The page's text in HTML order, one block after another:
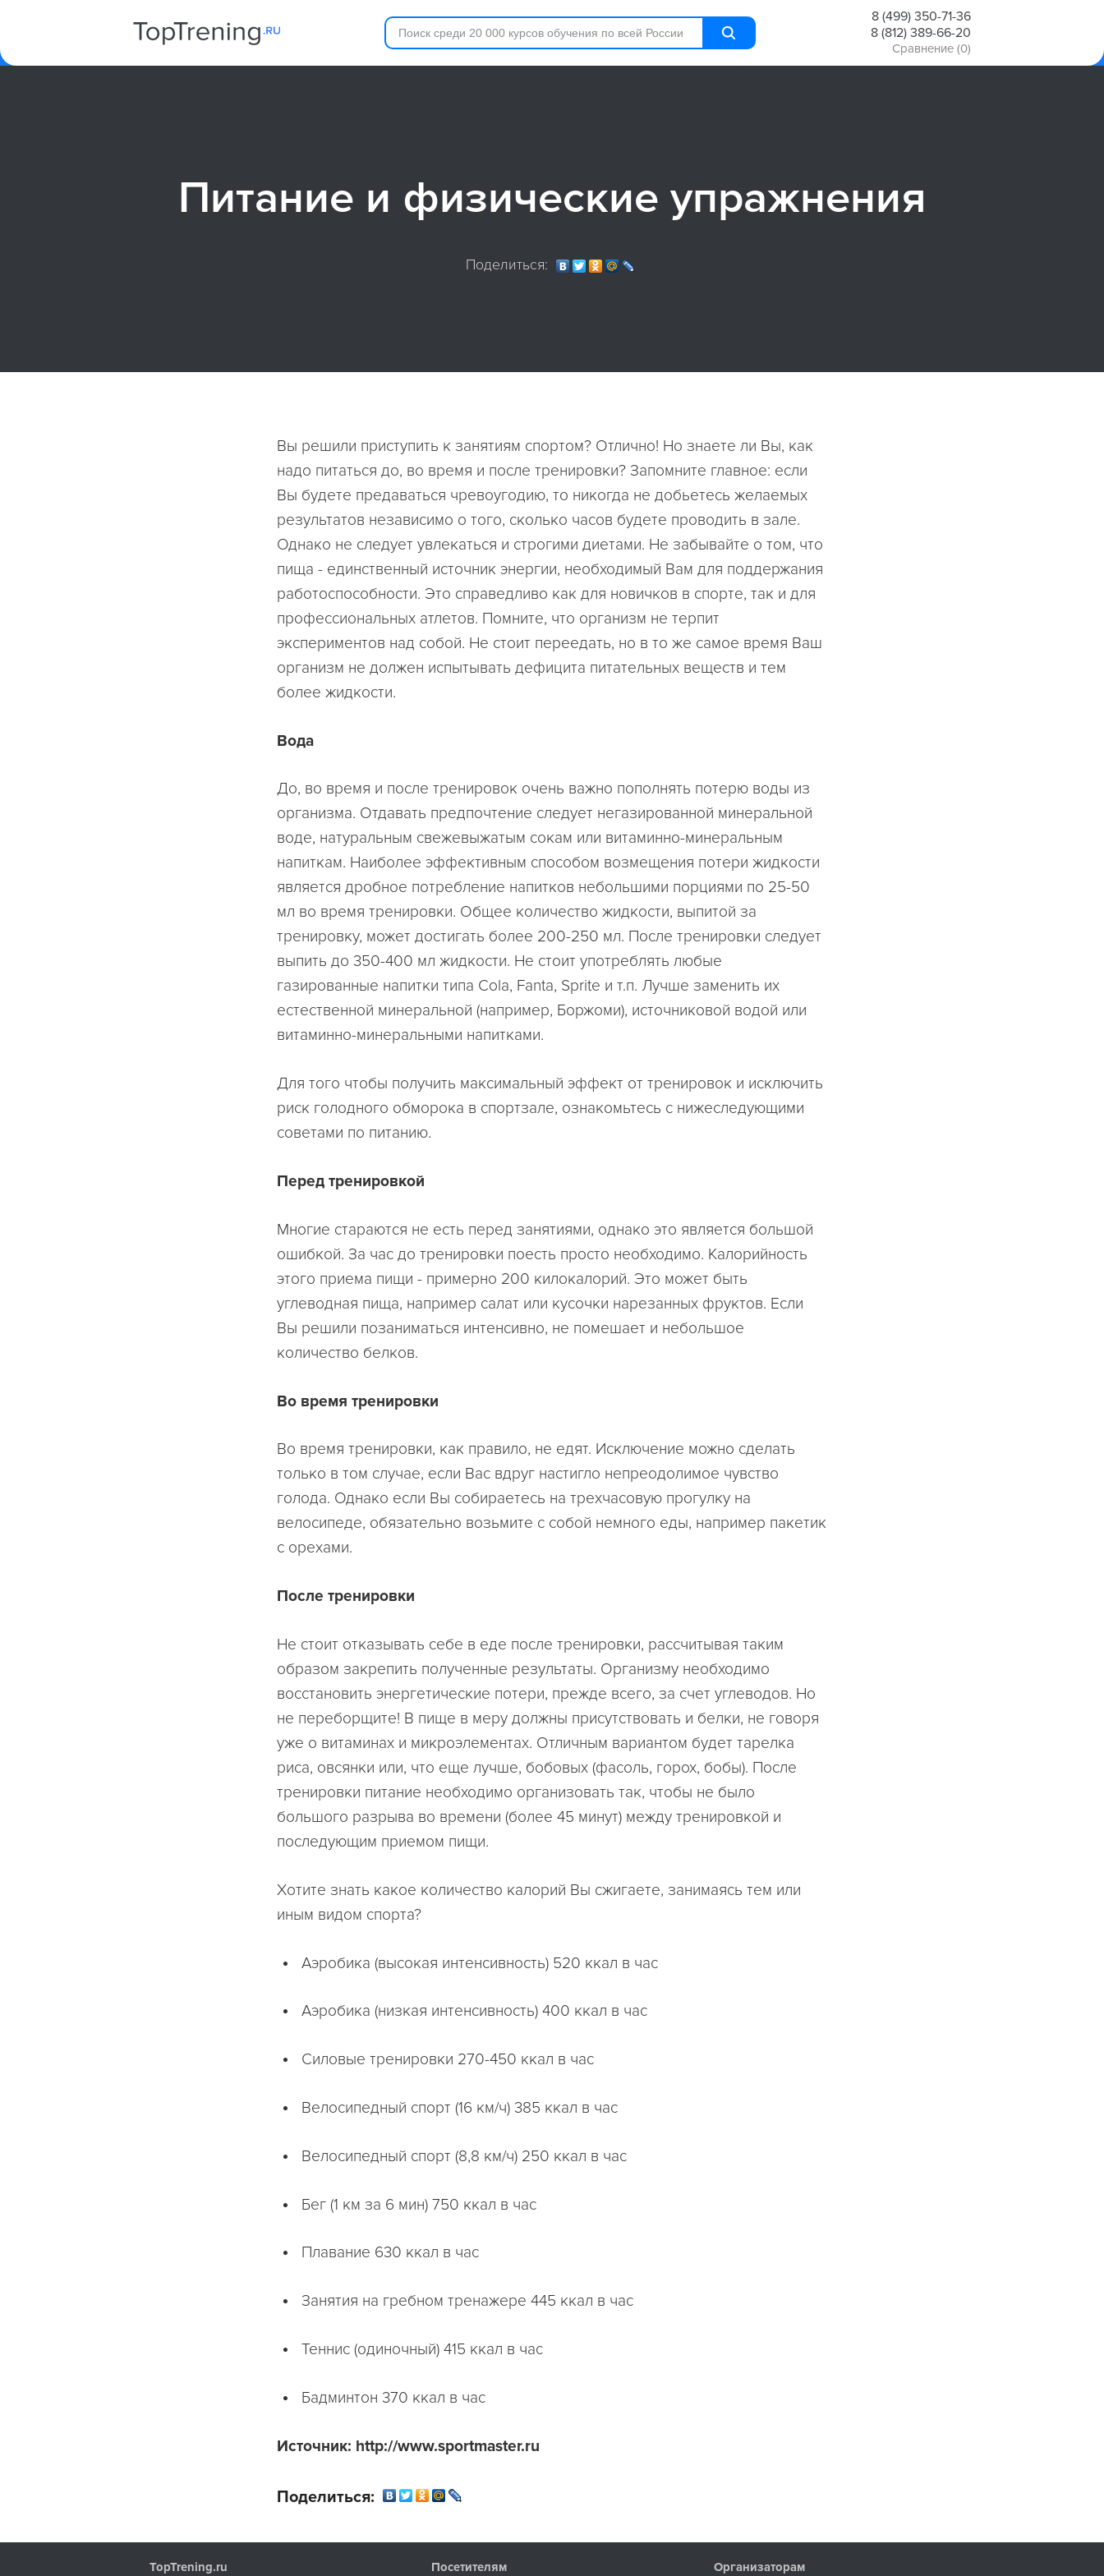
8 (499) 350-71-36
8 (812) 389-66-20
Сравнение (0)
Питание и физические упражнения
Поделиться:
Вы решили приступить к занятиям спортом? Отлично! Но знаете ли Вы, как
надо питаться до, во время и после тренировки? Запомните главное: если
Вы будете предаваться чревоугодию, то никогда не добьетесь желаемых
результатов независимо о того, сколько часов будете проводить в зале.
Однако не следует увлекаться и строгими диетами. Не забывайте о том, что
пища - единственный источник энергии, необходимый Вам для поддержания
работоспособности. Это справедливо как для новичков в спорте, так и для
профессиональных атлетов. Помните, что организм не терпит
экспериментов над собой. Не стоит переедать, но в то же самое время Ваш
организм не должен испытывать дефицита питательных веществ и тем
более жидкости.
Вода
До, во время и после тренировок очень важно пополнять потерю воды из
организма. Отдавать предпочтение следует негазированной минеральной
воде, натуральным свежевыжатым сокам или витаминно-минеральным
напиткам. Наиболее эффективным способом возмещения потери жидкости
является дробное потребление напитков небольшими порциями по 25-50
мл во время тренировки. Общее количество жидкости, выпитой за
тренировку, может достигать более 200-250 мл. После тренировки следует
выпить до 350-400 мл жидкости. Не стоит употреблять любые
газированные напитки типа Cola, Fanta, Sprite и т.п. Лучше заменить их
естественной минеральной (например, Боржоми), источниковой водой или
витаминно-минеральными напитками.
Для того чтобы получить максимальный эффект от тренировок и исключить
риск голодного обморока в спортзале, ознакомьтесь с нижеследующими
советами по питанию.
Перед тренировкой
Многие стараются не есть перед занятиями, однако это является большой
ошибкой. За час до тренировки поесть просто необходимо. Калорийность
этого приема пищи - примерно 200 килокалорий. Это может быть
углеводная пища, например салат или кусочки нарезанных фруктов. Если
Вы решили позаниматься интенсивно, не помешает и небольшое
количество белков.
Во время тренировки
Во время тренировки, как правило, не едят. Исключение можно сделать
только в том случае, если Вас вдруг настигло непреодолимое чувство
голода. Однако если Вы собираетесь на трехчасовую прогулку на
велосипеде, обязательно возьмите с собой немного еды, например пакетик
с орехами.
После тренировки
Не стоит отказывать себе в еде после тренировки, рассчитывая таким
образом закрепить полученные результаты. Организму необходимо
восстановить энергетические потери, прежде всего, за счет углеводов. Но
не переборщите! В пище в меру должны присутствовать и белки, не говоря
уже о витаминах и микроэлементах. Отличным вариантом будет тарелка
риса, овсянки или, что еще лучше, бобовых (фасоль, горох, бобы). После
тренировки питание необходимо организовать так, чтобы не было
большого разрыва во времени (более 45 минут) между тренировкой и
последующим приемом пищи.
Хотите знать какое количество калорий Вы сжигаете, занимаясь тем или
иным видом спорта?
Аэробика (высокая интенсивность) 520 ккал в час
Аэробика (низкая интенсивность) 400 ккал в час
Силовые тренировки 270-450 ккал в час
Велосипедный спорт (16 км/ч) 385 ккал в час
Велосипедный спорт (8,8 км/ч) 250 ккал в час
Бег (1 км за 6 мин) 750 ккал в час
Плавание 630 ккал в час
Занятия на гребном тренажере 445 ккал в час
Теннис (одиночный) 415 ккал в час
Бадминтон 370 ккал в час
Источник: http://www.sportmaster.ru
Поделиться:
TopTrening.ru Посетителям Организаторам